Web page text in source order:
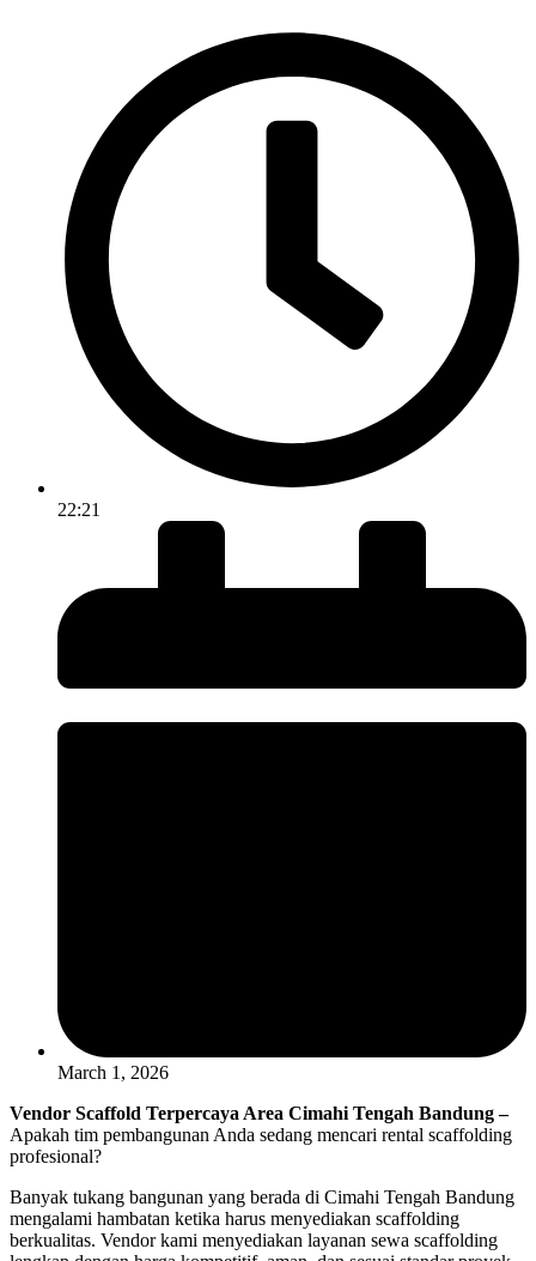
22:21
March 1, 2026
Vendor Scaffold Terpercaya Area Cimahi Tengah Bandung –
Apakah tim pembangunan Anda sedang mencari rental scaffolding
profesional?
Banyak tukang bangunan yang berada di Cimahi Tengah Bandung
mengalami hambatan ketika harus menyediakan scaffolding
berkualitas. Vendor kami menyediakan layanan sewa scaffolding